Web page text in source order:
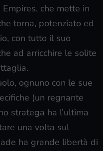
che mette in
torna, potenziato ed
con tutto il suo
ad arricchire le solite
ognuno con le sue
(un regnante
stratega ha l’ultima
una volta sul
ha grande libertà di